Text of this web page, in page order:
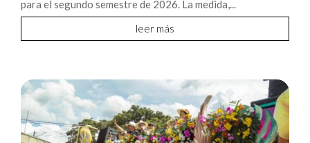
para el segundo semestre de 2026. La medida,...
leer más